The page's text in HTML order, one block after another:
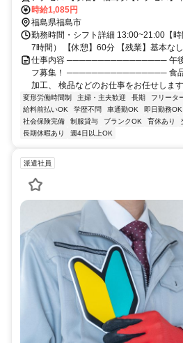
時給1,085円
福島県福島市
勤務時間・シフト詳細 13:00~21:00【
7時間） 【休憩】60分 【残業】基本なし
仕事内容 ──────────────── 午後
フ募集！ ──────────────── 食品
加工、 検品などのお仕事をお任せしま
変形労働時間制 主婦・主夫歓迎 長期 フリータ
給料前払いOK
学歴不問 車通勤OK 即日勤務OK
社会保険完備
制服貸与 ブランクOK 育休あり
長期休暇あり
週4日以上OK
派遣社員